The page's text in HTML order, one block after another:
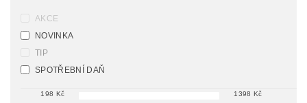
AKCE
NOVINKA
TIP
SPOTŘEBNÍ DAŇ
198 Kč 1398 Kč